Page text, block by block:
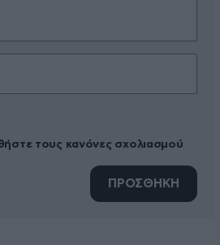
τους κανόνες σχολιασμού
ΠΡΟΣΘΗΚΗ